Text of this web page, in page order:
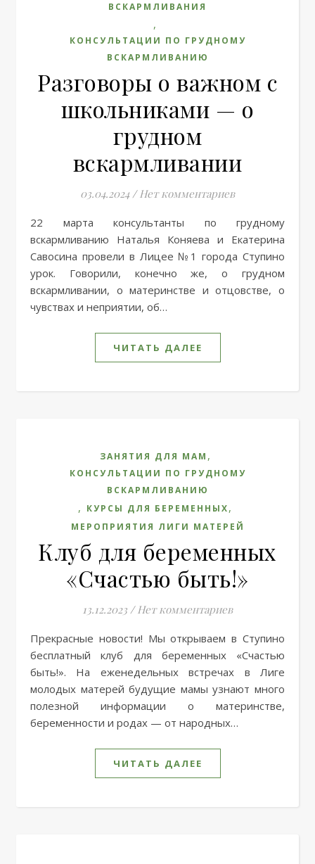
ВСКАРМЛИВАНИЯ
,
КОНСУЛЬТАЦИИ ПО ГРУДНОМУ
ВСКАРМЛИВАНИЮ
Разговоры о важном с
школьниками — о
грудном
вскармливании
03.04.2024 / Нет комментариев
22 марта консультанты по грудному
вскармливанию Наталья Коняева и Екатерина
Савосина провели в Лицее №1 города Ступино
урок. Говорили, конечно же, о грудном
вскармливании, о материнстве и отцовстве, о
чувствах и неприятии, об…
ЧИТАТЬ ДАЛЕЕ
ЗАНЯТИЯ ДЛЯ МАМ ,
КОНСУЛЬТАЦИИ ПО ГРУДНОМУ
ВСКАРМЛИВАНИЮ
, КУРСЫ ДЛЯ БЕРЕМЕННЫХ,
МЕРОПРИЯТИЯ ЛИГИ МАТЕРЕЙ
Клуб для беременных
«Счастью быть!»
13.12.2023 / Нет комментариев
Прекрасные новости! Мы открываем в Ступино
бесплатный клуб для беременных «Счастью
быть!». На еженедельных встречах в Лиге
молодых матерей будущие мамы узнают много
полезной информации о материнстве,
беременности и родах — от народных…
ЧИТАТЬ ДАЛЕЕ